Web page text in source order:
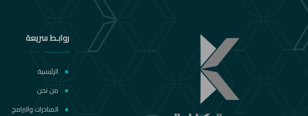
روابـط سريعة
الرئيسية
من نحن
المبادرات والبرامج